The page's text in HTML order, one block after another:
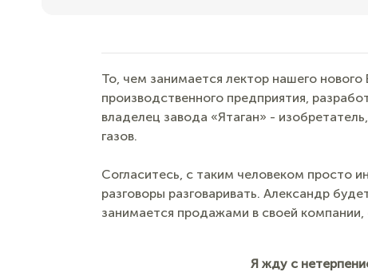
То, чем занимается лектор нашего
производственного предприятия,
владелец завода «Ятаган» -
газов.
Согласитесь, с таким человеком просто
разговоры разговаривать. Александр
занимается продажами в своей
Я жду с